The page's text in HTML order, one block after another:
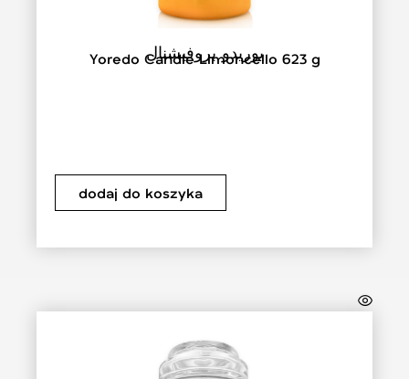
يوريدو بروفيشنال
Yoredo Candle Limoncello 623 g
dodaj do koszyka